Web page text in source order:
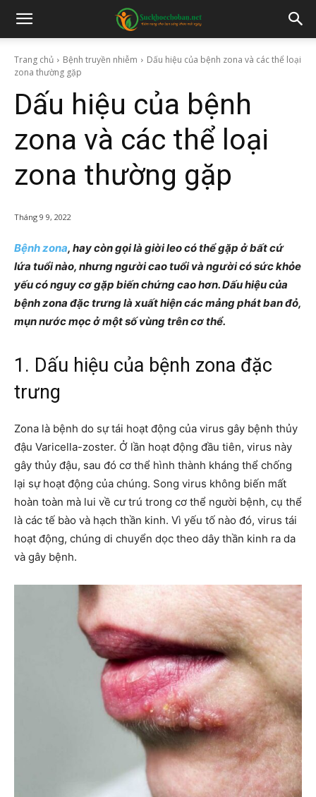
Trang chủ Bệnh truyền nhiễm
Dấu hiệu của bệnh zona và các thể loại
zona thường gặp
Dấu hiệu của bệnh
zona và các thể loại
zona thường gặp
Tháng 9 9, 2022
Bệnh zona, hay còn gọi là giời leo có thể gặp ở bất cứ
lứa tuổi nào, nhưng người cao tuổi và người có sức khỏe
yếu có nguy cơ gặp biến chứng cao hơn. Dấu hiệu của
bệnh zona đặc trưng là xuất hiện các mảng phát ban đỏ,
mụn nước mọc ở một số vùng trên cơ thể.
1. Dấu hiệu của bệnh zona đặc
trưng
Zona là bệnh do sự tái hoạt động của virus gây bệnh thủy
đậu Varicella-zoster. Ở lần hoạt động đầu tiên, virus này
gây thủy đậu, sau đó cơ thể hình thành kháng thể chống
lại sự hoạt động của chúng. Song virus không biến mất
hoàn toàn mà lui về cư trú trong cơ thể người bệnh, cụ thể
là các tế bào và hạch thần kinh. Vì yếu tố nào đó, virus tái
hoạt động, chúng di chuyển dọc theo dây thần kinh ra da
và gây bệnh.